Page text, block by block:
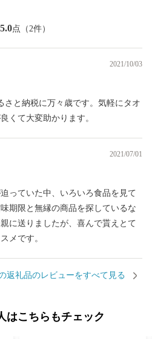
5.0点（2件）
2021/10/03
さと納税に万々歳です。気軽にタオ
くて大変助かります。
2021/07/01
っていた中、いろいろ食品を見て
期限と無縁の商品を探しているな
に送りましたが、喜んで貰えとて
メです。
返礼品のレビューをすべて見る
はこちらもチェック